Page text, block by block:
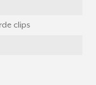
clips